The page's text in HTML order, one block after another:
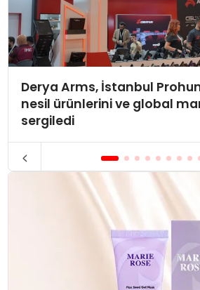
Derya Arms, İstanbul
nesil ürünlerini ve global
sergiledi